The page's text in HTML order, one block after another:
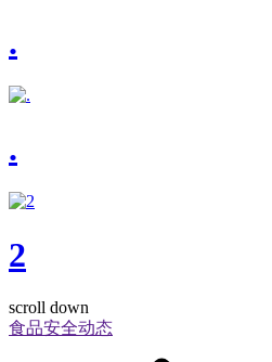
.
.
2
scroll down
食品安全动态